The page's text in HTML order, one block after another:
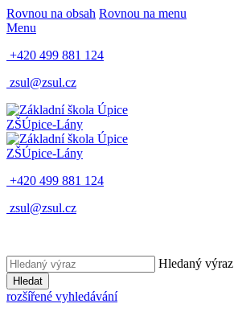
Rovnou na obsah Rovnou na menu
Menu
+420 499 881 124
zsul@zsul.cz
ZŠÚpice-Lány
ZŠÚpice-Lány
+420 499 881 124
zsul@zsul.cz
Hledaný výraz
Hledat
rozšířené vyhledávání